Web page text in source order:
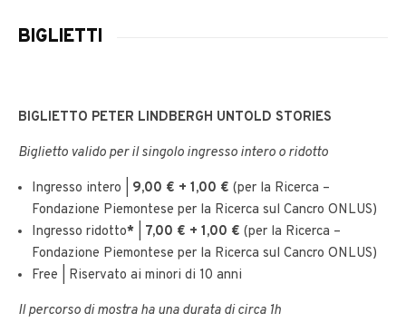
BIGLIETTI
BIGLIETTO PETER LINDBERGH UNTOLD STORIES
Biglietto valido per il singolo ingresso intero o ridotto
Ingresso intero | 9,00 € + 1,00 € (per la Ricerca –
Fondazione Piemontese per la Ricerca sul Cancro ONLUS)
Ingresso ridotto* 7,00 € + 1,00 € (per la Ricerca –
Fondazione Piemontese per la Ricerca sul Cancro ONLUS)
Free | Riservato ai minori di 10 anni
Il percorso di mostra ha una durata di circa 1h